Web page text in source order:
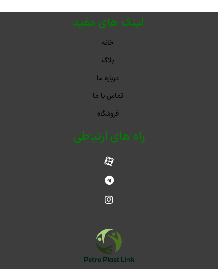
لینک های مفید
خانه
بلاگ
درباره ما
تماس با ما
فروشگاه
راه های ارتباطی